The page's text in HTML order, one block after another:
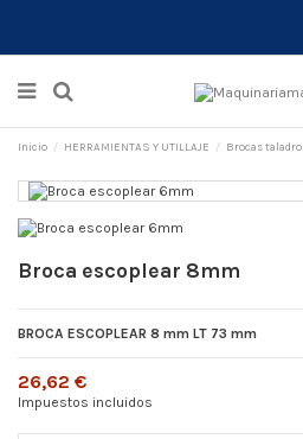
Inicio HERRAMIENTAS Y UTILLAJE Brocas taladro
Broca escoplear 8mm
BROCA ESCOPLEAR 8 mm LT 73 mm
26,62 €
Impuestos incluidos